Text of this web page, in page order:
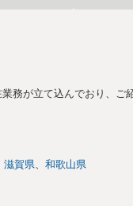
務が立て込んでおり、ご
滋賀県 和歌山県